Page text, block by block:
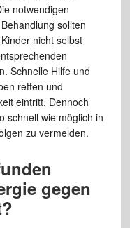
notwendigen
sollten
nicht selbst
Schnelle Hilfe und
retten und
eintritt. Dennoch
schnell wie möglich in
zu vermeiden.
gegen